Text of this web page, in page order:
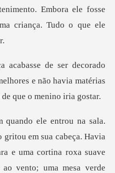
Embora ele fosse
e não havia matérias
e uma cortina roxa suave
ao vento; uma mesa verde